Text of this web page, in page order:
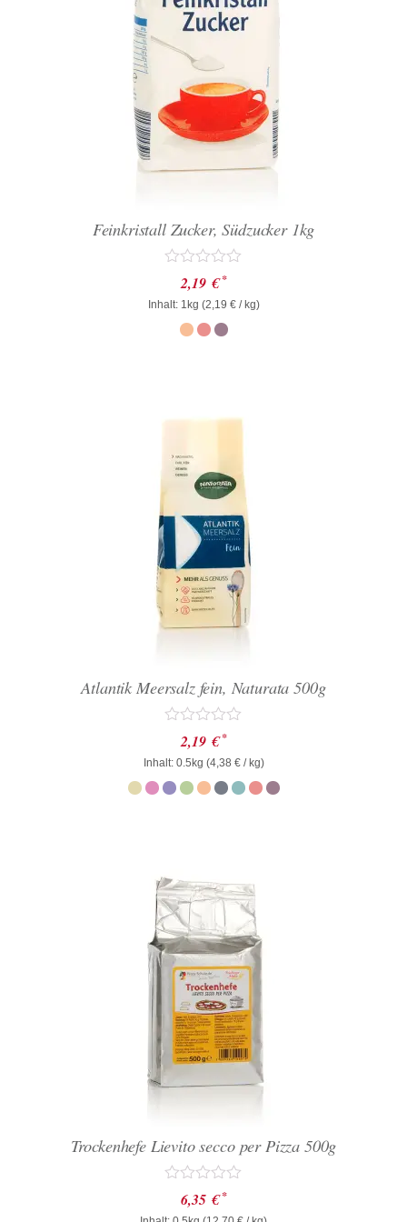
Feinkristall Zucker, Südzucker 1kg
Bewertet
mit
0
von
2,19 € *
Inhalt: 1kg (2,19 €/ kg)
Atlantik Meersalz fein, Naturata 500g
Bewertet
mit
0
von
5
2,19 € *
Inhalt: 0.5kg (4,38 €/ kg)
Trockenhefe Lievito secco per Pizza 500g
Bewertet
mit6,35 € *